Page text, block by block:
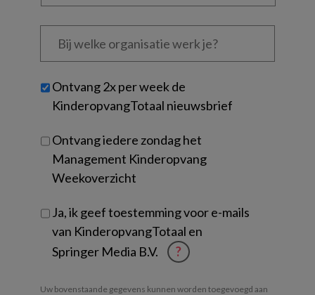
Bij
welke
je?
Untitled
Ontvang 2x per week de
KinderopvangTotaal nieuwsbrief
Ontvang iedere zondag het
Management Kinderopvang
Weekoverzicht
Ja, ik geef toestemming voor e-mails
van KinderopvangTotaal en
Springer Media B.V.
?
Uw bovenstaande gegevens kunnen worden toegevoegd aan